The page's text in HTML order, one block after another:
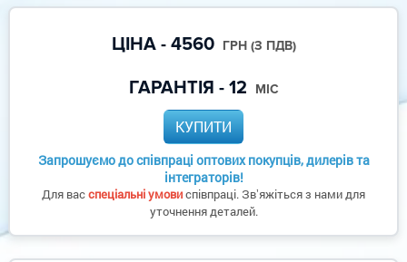
ЦІНА - 4560 ГРН (З ПДВ)
ГАРАНТІЯ - 12 МІС
КУПИТИ
Запрошуємо до співпраці оптових покупців, дилерів та
інтеграторів!
Для васспеціальні умовиспівпраці. Звʼяжіться з нами для
уточнення деталей.